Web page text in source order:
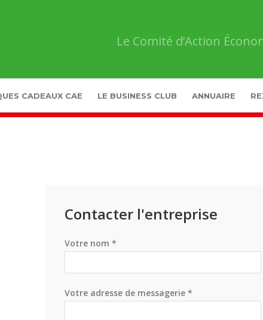
Le Comité d’Action
CADEAUX CAE LE BUSINESS CLUB ANNUAIRE
Contacter l'entreprise
Votre nom *
Votre adresse de messagerie *